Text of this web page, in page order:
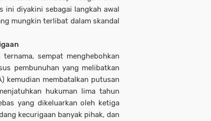
ini diyakini sebagai langkah awal
mungkin terlibat dalam skandal
sempat menghebohkan
pembunuhan yang melibatkan
kemudian membatalkan putusan
hukuman lima tahun
yang dikeluarkan oleh ketiga
kecurigaan banyak pihak, dan